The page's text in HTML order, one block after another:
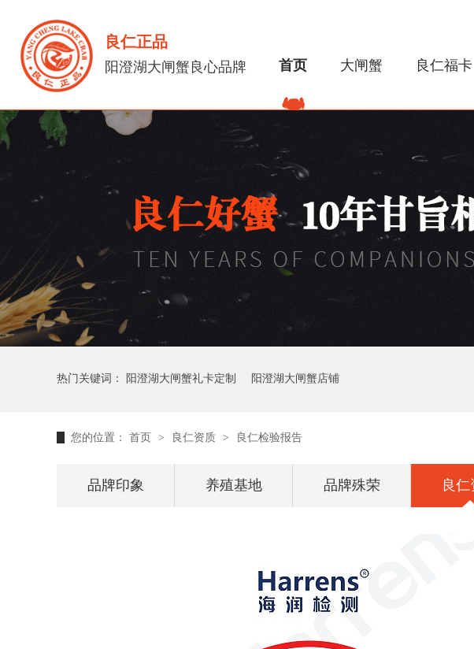
良仁正品
阳澄湖大闸蟹良心品牌 首页 大闸蟹 良仁福卡
关于我们 全国门店
热门关键词： 阳澄湖大闸蟹礼卡定制 阳澄湖大闸蟹店铺
您的位置： 首页 > 良仁资质 > 良仁检验报告
品牌印象 养殖基地 品牌殊荣 良